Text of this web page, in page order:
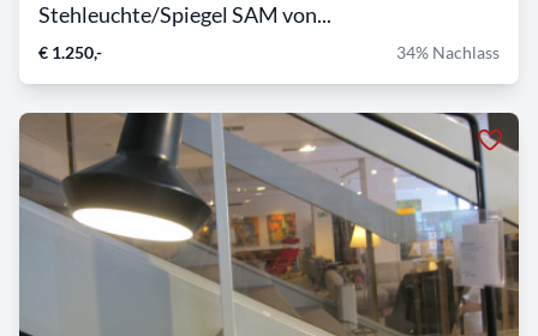
Stehleuchte/Spiegel SAM von...
€ 1.250,- 34% Nachlass